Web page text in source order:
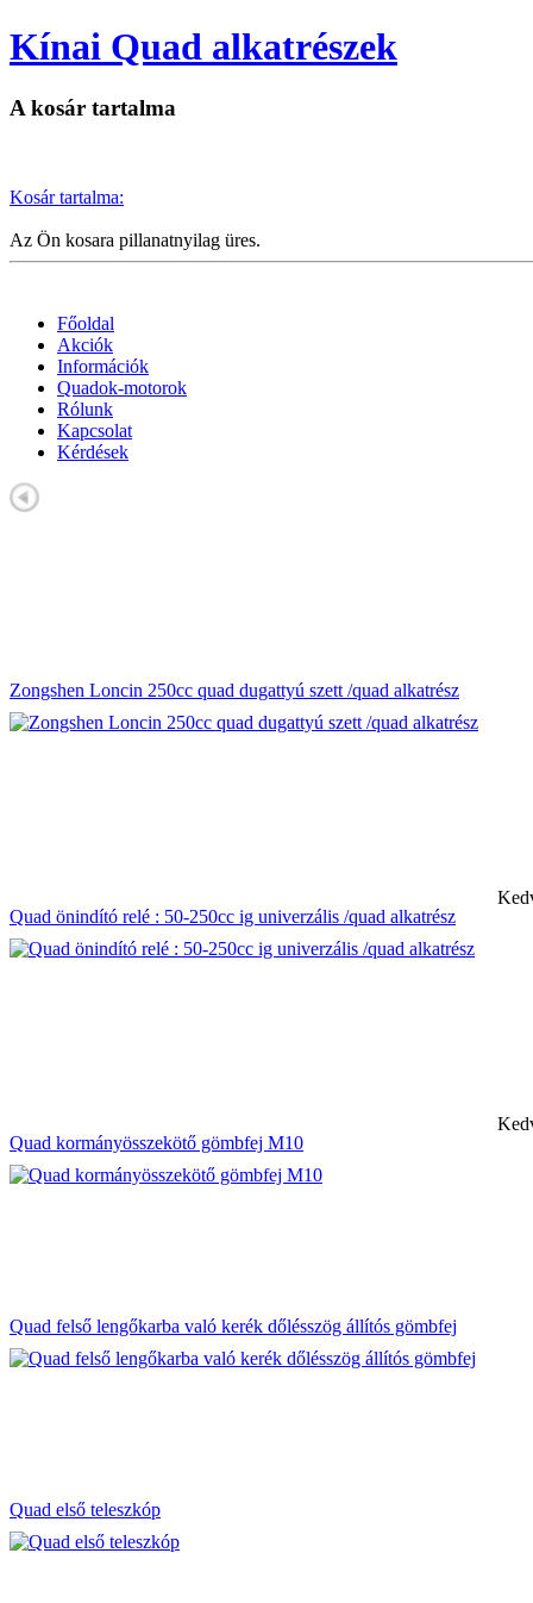
Kínai Quad alkatrészek
A kosár tartalma
Kosár tartalma:
Az Ön kosara pillanatnyilag üres.
Főoldal
Akciók
Információk
Quadok-motorok
Rólunk
Kapcsolat
Kérdések
Zongshen Loncin 250cc quad dugattyú szett /quad alkatrész
Quad önindító relé : 50-250cc ig univerzális /quad alkatrész
Quad kormányösszekötő gömbfej M10
Quad felső lengőkarba való kerék dőlésszög állítós gömbfej
Quad első teleszkóp